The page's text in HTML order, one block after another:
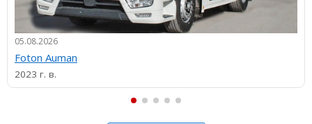
05.08.2026
Foton Auman
2023 г. в.